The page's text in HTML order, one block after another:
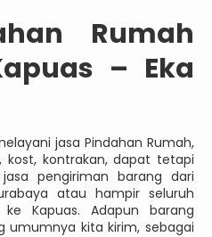
Rumah
– Eka
jasa Pindahan Rumah,
kost, kontrakan, dapat tetapi
pengiriman barang dari
atau hampir seluruh
Kapuas. Adapun barang
umumnya kita kirim, sebagai